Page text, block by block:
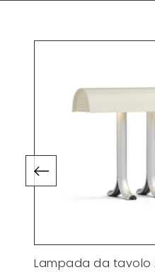
Lampada da tavolo